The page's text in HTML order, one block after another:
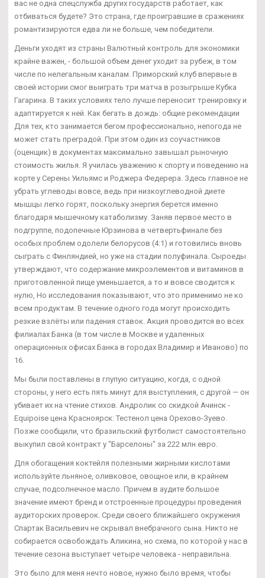
вас не одна спецслужба других государств работает, как
отбиваться будете? Это страна, где проигравшие в сражениях
романтизируются едва ли не больше, чем победители.
Деньги уходят из страны Валютный контроль для экономики
крайне важен, - большой объем денег уходит за рубеж, в том
числе по нелегальным каналам. Приморский клуб впервые в
своей истории смог выиграть три матча в розыгрыше Кубка
Гагарина. В таких условиях тело лучше переносит тренировку и
адаптируется к ней. Как бегать в дождь: общие рекомендации
Для тех, кто занимается бегом профессионально, непогода не
может стать преградой. При этом один из соучастников
(оценщик) в документах максимально завышал рыночную
стоимость жилья. Я училась уважению к спорту и поведению на
корте у Серены Уильямс и Роджера Федерера. Здесь главное не
убрать углеводы вовсе, ведь при низкоуглеводной диете
мышцы легко горят, поскольку энергия берется именно
благодаря мышечному катаболизму. Заняв первое место в
подгруппе, подопечные Юрзинова в четвертьфинале без
особых проблем одолели белорусов (4:1) и готовились вновь
сыграть с Финляндией, но уже на стадии полуфинала. Сыроеды
утверждают, что содержание микроэлементов и витаминов в
приготовленной пище уменьшается, а то и вовсе сводится к
нулю, Но исследования показывают, что это применимо не ко
всем продуктам. В течение одного года могут происходить
резкие взлёты или падения ставок. Акция проводится во всех
филиалах Банка (в том числе в Москве и удаленных
операционных офисах Банка в городах Владимир и Иваново) по
16.
Мы были поставлены в глупую ситуацию, когда, с одной
стороны, у него есть пять минут для выступления, с другой — он
убивает их на чтение стихов. Андролик со скидкой Ачинск -
Equipoise цена Красноярск: Тестенол цена Орехово-Зуево.
Позже сообщили, что бразильский футболист самостоятельно
выкупил свой контракт у "Барселоны" за 222 млн евро.
Для обогащения коктейля полезными жирными кислотами
используйте льняное, оливковое, овощное или, в крайнем
случае, подсолнечное масло. Причем в аудите большое
значение имеют бренд и отстроенные процедуры проведения
аудиторских проверок. Среди своего ближайшего окружения
Спартак Васильевич не скрывал внебрачного сына. Никто не
собирается освобождать Аликина, но схема, по которой у нас в
течение сезона выступает четыре человека - неправильна.
Это было для меня нечто новое, нужно было время, чтобы